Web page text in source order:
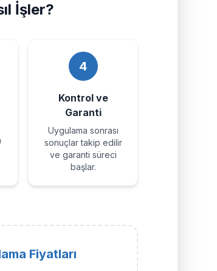
İşler?
4
Kontrol ve
Garanti
Uygulama sonrası
sonuçlar takip edilir
ve garanti süreci
başlar.
Fiyatları